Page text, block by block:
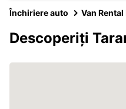
Închiriere auto Van
Descoperiți